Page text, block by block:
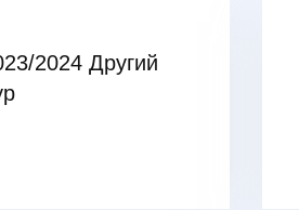
2024 Другий